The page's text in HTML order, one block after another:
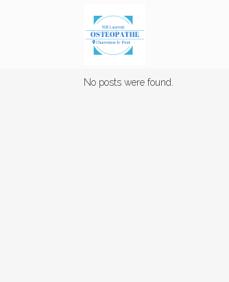
No posts were found.